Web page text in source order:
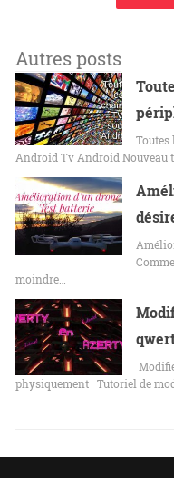
Autres posts
Android Tv Android Nouveau
moindre…
physiquement Tutoriel de